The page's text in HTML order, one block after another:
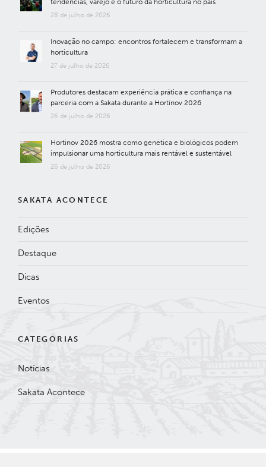
28 de julho de 2026
Inovação no campo: encontros fortalecem e transformam a
horticultura
27 de julho de 2026
Produtores destacam experiência prática e confiança na
parceria com a Sakata durante a Hortinov 2026
26 de julho de 2026
Hortinov 2026 mostra como genética e biológicos podem
impulsionar uma horticultura mais rentável e sustentável
26 de julho de 2026
SAKATA ACONTECE
Edições
Destaque
Dicas
Eventos
CATEGORIAS
Notícias
Sakata Acontece